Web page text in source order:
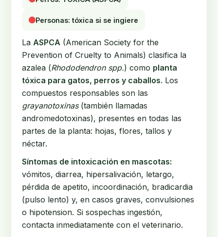
Personas: tóxica si se ingiere
La ASPCA (American Society for the
Prevention of Cruelty to Animals) clasifica la
azalea (Rhododendron spp.) como planta
tóxica para gatos, perros y caballos. Los
compuestos responsables son las
grayanotoxinas(también llamadas
andromedotoxinas), presentes en todas las
partes de la planta: hojas, flores, tallos y
néctar.
Síntomas de intoxicación en mascotas:
vómitos, diarrea, hipersalivación, letargo,
pérdida de apetito, incoordinación, bradicardia
(pulso lento) y, en casos graves, convulsiones
o hipotension. Si sospechas ingestión,
contacta inmediatamente con el veterinario.